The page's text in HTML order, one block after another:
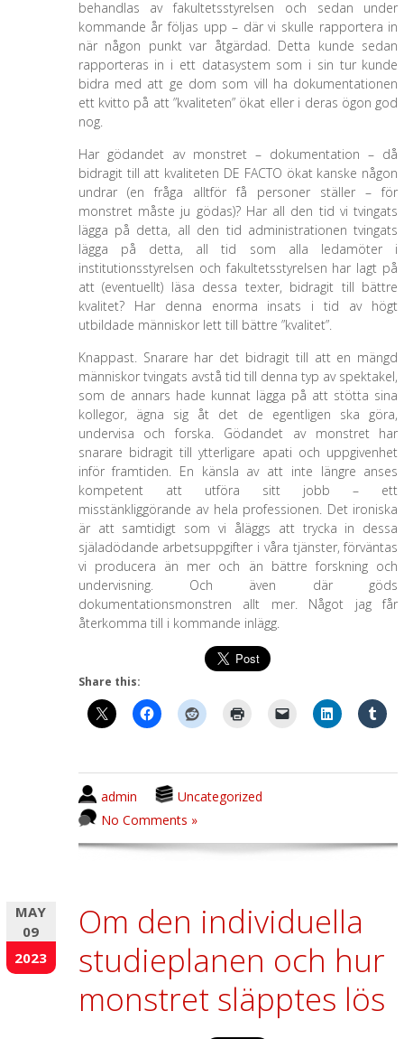
behandlas av fakultetsstyrelsen och sedan under
kommande år följas upp – där vi skulle rapportera in
när någon punkt var åtgärdad. Detta kunde sedan
rapporteras in i ett datasystem som i sin tur kunde
bidra med att ge dom som vill ha dokumentationen
ett kvitto på att ”kvaliteten” ökat eller i deras ögon god
nog.
Har gödandet av monstret – dokumentation – då
bidragit till att kvaliteten DE FACTO ökat kanske någon
undrar (en fråga alltför få personer ställer – för
monstret måste ju gödas)? Har all den tid vi tvingats
lägga på detta, all den tid administrationen tvingats
lägga på detta, all tid som alla ledamöter i
institutionsstyrelsen och fakultetsstyrelsen har lagt på
att (eventuellt) läsa dessa texter, bidragit till bättre
kvalitet? Har denna enorma insats i tid av högt
utbildade människor lett till bättre ”kvalitet”.
Knappast. Snarare har det bidragit till att en mängd
människor tvingats avstå tid till denna typ av spektakel,
som de annars hade kunnat lägga på att stötta sina
kollegor, ägna sig åt det de egentligen ska göra,
undervisa och forska. Gödandet av monstret har
snarare bidragit till ytterligare apati och uppgivenhet
inför framtiden. En känsla av att inte längre anses
kompetent att utföra sitt jobb – ett
misstänkliggörande av hela professionen. Det ironiska
är att samtidigt som vi åläggs att trycka in dessa
själadödande arbetsuppgifter i våra tjänster, förväntas
vi producera än mer och än bättre forskning och
undervisning. Och även där göds
dokumentationsmonstren allt mer. Något jag får
återkomma till i kommande inlägg.
Share this:
admin
Uncategorized
No Comments »
MAY
09
2023
Om den individuella
studieplanen och hur
monstret släpptes lös